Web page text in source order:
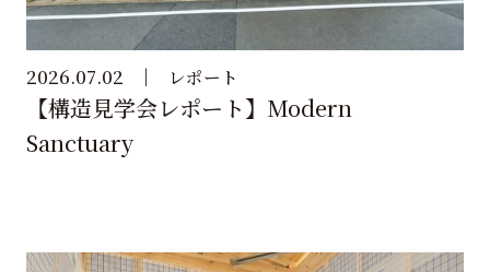
2026.07.02 レポート
【構造見学会レポート】Modern
Sanctuary